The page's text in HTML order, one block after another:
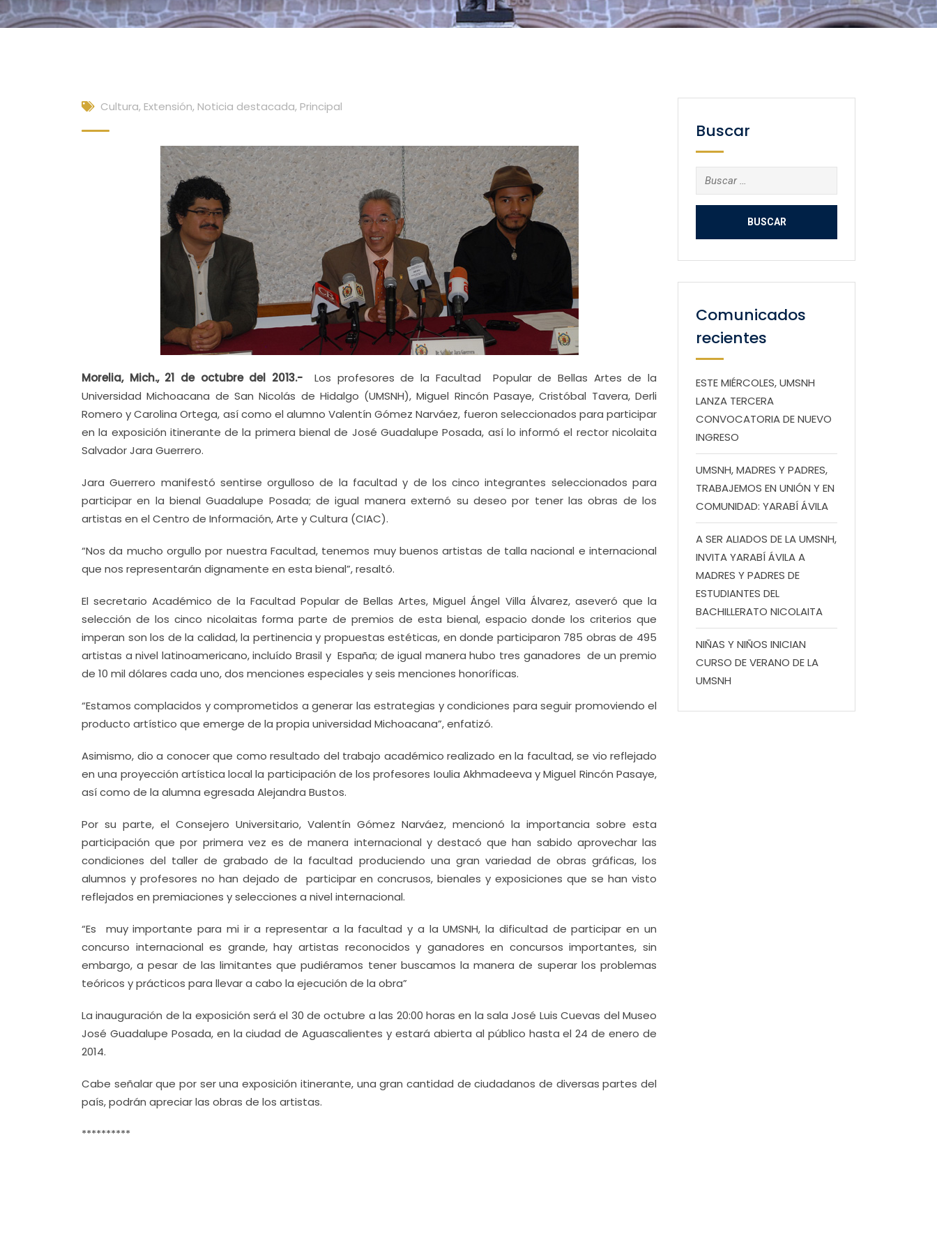
Cultura, Extensión, Noticia destacada, Principal
Morelia, Mich., 21 de octubre del 2013.-Los profesores de la Facultad Popular de Bellas Artes de la
Universidad Michoacana de San Nicolás de Hidalgo (UMSNH), Miguel Rincón Pasaye, Cristóbal Tavera, Derli
Romero y Carolina Ortega, así como el alumno Valentín Gómez Narváez, fueron seleccionados para participar
en la exposición itinerante de la primera bienal de José Guadalupe Posada, así lo informó el rector nicolaita
Salvador Jara Guerrero.
Jara Guerrero manifestó sentirse orgulloso de la facultad y de los cinco integrantes seleccionados para
participar en la bienal Guadalupe Posada; de igual manera externó su deseo por tener las obras de los
artistas en el Centro de Información, Arte y Cultura (CIAC).
“Nos da mucho orgullo por nuestra Facultad, tenemos muy buenos artistas de talla nacional e internacional
que nos representarán dignamente en esta bienal”, resaltó.
El secretario Académico de la Facultad Popular de Bellas Artes, Miguel Ángel Villa Álvarez, aseveró que la
selección de los cinco nicolaitas forma parte de premios de esta bienal, espacio donde los criterios que
imperan son los de la calidad, la pertinencia y propuestas estéticas, en donde participaron 785 obras de 495
artistas a nivel latinoamericano, incluído Brasil y España; de igual manera hubo tres ganadores de un premio
de 10 mil dólares cada uno, dos menciones especiales y seis menciones honoríficas.
“Estamos complacidos y comprometidos a generar las estrategias y condiciones para seguir promoviendo el
producto artístico que emerge de la propia universidad Michoacana”, enfatizó.
Asimismo, dio a conocer que como resultado del trabajo académico realizado en la facultad, se vio reflejado
en una proyección artística local la participación de los profesores Ioulia Akhmadeeva y Miguel Rincón Pasaye,
así como de la alumna egresada Alejandra Bustos.
Por su parte, el Consejero Universitario, Valentín Gómez Narváez, mencionó la importancia sobre esta
participación que por primera vez es de manera internacional y destacó que han sabido aprovechar las
condiciones del taller de grabado de la facultad produciendo una gran variedad de obras gráficas, los
alumnos y profesores no han dejado de participar en concrusos, bienales y exposiciones que se han visto
reflejados en premiaciones y selecciones a nivel internacional.
“Es muy importante para mi ir a representar a la facultad y a la UMSNH, la dificultad de participar en un
concurso internacional es grande, hay artistas reconocidos y ganadores en concursos importantes, sin
embargo, a pesar de las limitantes que pudiéramos tener buscamos la manera de superar los problemas
teóricos y prácticos para llevar a cabo la ejecución de la obra”
La inauguración de la exposición será el 30 de octubre a las 20:00 horas en la sala José Luis Cuevas del Museo
José Guadalupe Posada, en la ciudad de Aguascalientes y estará abierta al público hasta el 24 de enero de
2014.
Cabe señalar que por ser una exposición itinerante, una gran cantidad de ciudadanos de diversas partes del
país, podrán apreciar las obras de los artistas.
**********
Buscar
Buscar:
Comunicados
recientes
ESTE MIÉRCOLES, UMSNH
LANZA TERCERA
CONVOCATORIA DE NUEVO
INGRESO
UMSNH, MADRES Y PADRES,
TRABAJEMOS EN UNIÓN Y EN
COMUNIDAD: YARABÍ ÁVILA
A SER ALIADOS DE LA UMSNH,
INVITA YARABÍ ÁVILA A
MADRES Y PADRES DE
ESTUDIANTES DEL
BACHILLERATO NICOLAITA
NIÑAS Y NIÑOS INICIAN
CURSO DE VERANO DE LA
UMSNH